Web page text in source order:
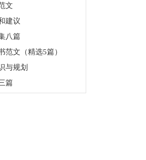
文
建议
八篇
范文（精选5篇）
与规划
篇